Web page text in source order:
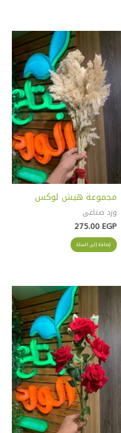
مجموعة هيش لوكس
ورد صناعى
275.00EGP
إضافة إلى السلة